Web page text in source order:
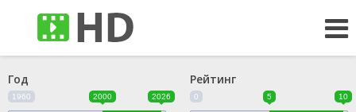
Год
1960 2000 2026
Рейтинг
0 5 10